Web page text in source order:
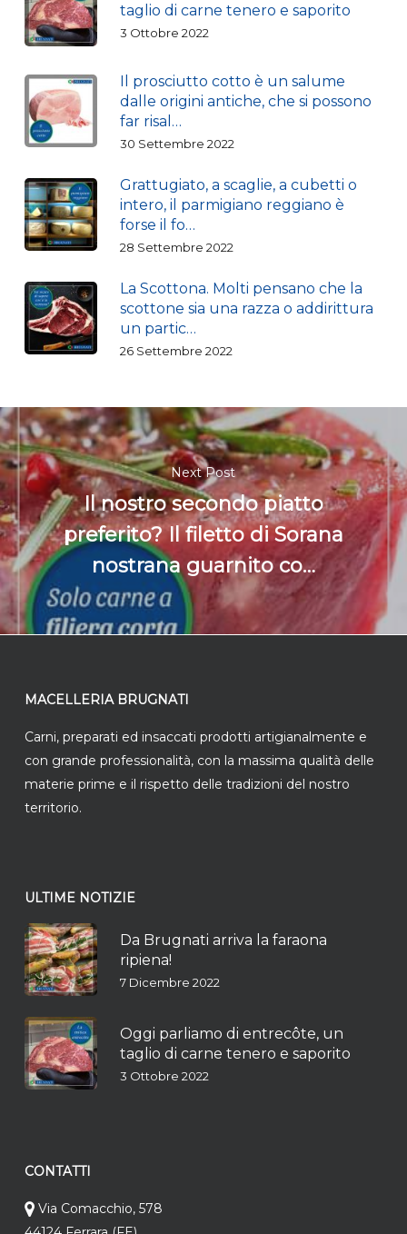
taglio di carne tenero e saporito
3 Ottobre 2022
Il prosciutto cotto è un salume
dalle origini antiche, che si possono
far risal…
30 Settembre 2022
Grattugiato, a scaglie, a cubetti o
intero, il parmigiano reggiano è
forse il fo…
28 Settembre 2022
La Scottona. Molti pensano che la
scottone sia una razza o addirittura
un partic…
26 Settembre 2022
Next Post
Il nostro secondo piatto
preferito? Il filetto di Sorana
nostrana guarnito co…
MACELLERIA BRUGNATI
Carni, preparati ed insaccati prodotti artigianalmente e
con grande professionalità, con la massima qualità delle
materie prime e il rispetto delle tradizioni del nostro
territorio.
ULTIME NOTIZIE
Da Brugnati arriva la faraona
ripiena!
7 Dicembre 2022
Oggi parliamo di entrecôte, un
taglio di carne tenero e saporito
3 Ottobre 2022
CONTATTI
Via Comacchio, 578